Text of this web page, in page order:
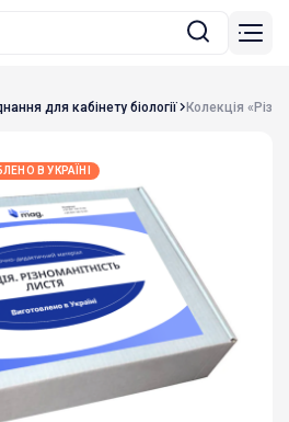
для кабінету біології Колекція
В УКРАЇНІ